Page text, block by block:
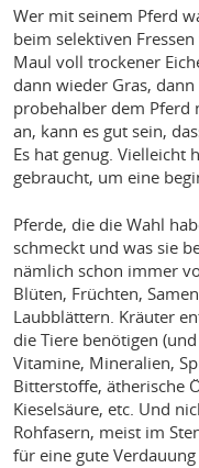
Wer mit seinem Pferd
beim selektiven
Maul voll trockener
dann wieder Gras,
probehalber dem Pferd
an, kann es gut sein,
Es hat genug. Vielleicht
gebraucht, um eine
Pferde, die die Wahl
schmeckt und was sie
nämlich schon immer
Blüten, Früchten,
Laubblättern. Kräuter
die Tiere benötigen
Vitamine, Mineralien,
Bitterstoffe, ätherische
Kieselsäure, etc. Und
Rohfasern, meist im
für eine gute